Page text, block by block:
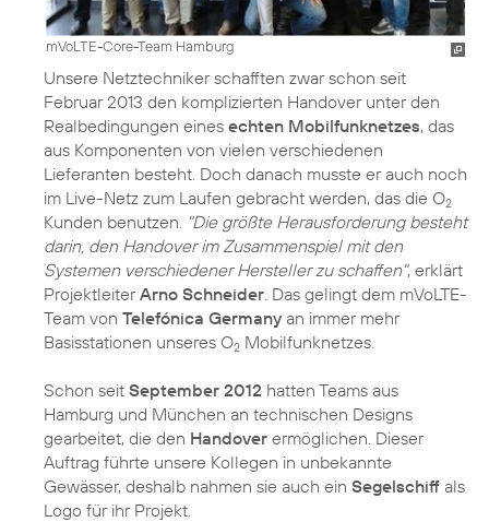
mVoLTE-Core-Team Hamburg
Unsere Netztechniker schafften zwar schon seit
Februar2013 den komplizierten Handover unter den
Realbedingungen eines echten Mobilfunknetzes, das
aus Komponenten von vielen verschiedenen
Lieferanten besteht. Doch danach musste er auch noch
im Live-Netz zum Laufen gebracht werden, das die O2
Kunden benutzen. "Die größte Herausforderung besteht
darin, den Handover im Zusammenspiel mit den
Systemen verschiedener Hersteller zu schaffen", erklärt
ProjektleiterArno Schneider . Das gelingt dem mVoLTE-
Team von Telefónica Germany an immer mehr
Basisstationen unseres O2 Mobilfunknetzes.
Schon seit September 2012 hatten Teams aus
Hamburg und München an technischen Designs
gearbeitet, die den Handover ermöglichen. Dieser
Auftrag führte unsere Kollegen in unbekannte
Gewässer, deshalb nahmen sie auch ein Segelschiff als
Logo für ihr Projekt.